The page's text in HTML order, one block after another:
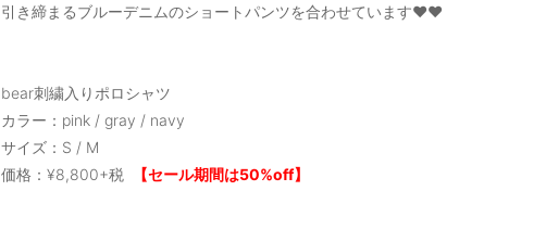
引き締まるブルーデニムのショートパンツを合わせています❤️❤️
bear刺繍入りポロシャツ
カラー：pink / gray / navy
サイズ：S / M
価格：¥8,800+税
【セール期間は50%off】